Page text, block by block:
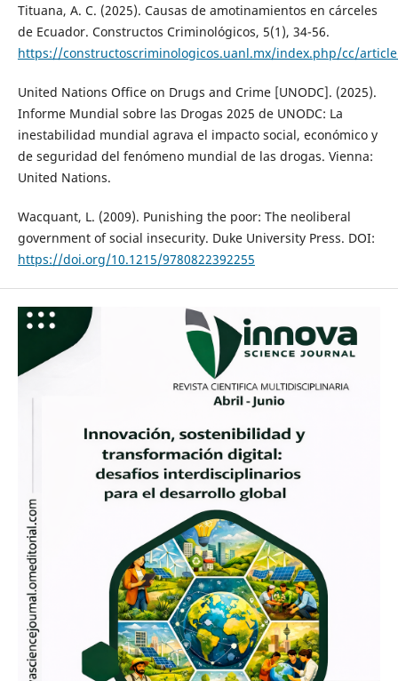
Tituana, A. C. (2025). Causas de amotinamientos en cárceles
de Ecuador. Constructos Criminológicos, 5(1), 34-56.
https://constructoscriminologicos.uanl.mx/index.php/cc/
United Nations Office on Drugs and Crime [UNODC]. (2025).
Informe Mundial sobre las Drogas 2025 de UNODC: La
inestabilidad mundial agrava el impacto social, económico y
de seguridad del fenómeno mundial de las drogas. Vienna:
United Nations.
Wacquant, L. (2009). Punishing the poor: The neoliberal
government of social insecurity. Duke University Press. DOI:
https://doi.org/10.1215/9780822392255